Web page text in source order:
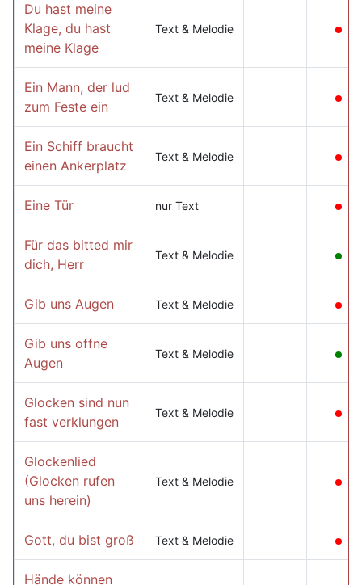
Du hast meine
Klage, du hast
meine Klage
Text & Melodie
Ein Mann, der lud
zum Feste ein
Text & Melodie
Ein Schiff braucht
einen Ankerplatz
Text & Melodie
Eine Tür nur Text
Für das bitted mir
dich, Herr
Text & Melodie
Gib uns Augen Text & Melodie
Gib uns offne
Augen
Text & Melodie
Glocken sind nun
fast verklungen
Text & Melodie
Glockenlied
(Glocken rufen
uns herein)
Text & Melodie
Gott, du bist groß Text & Melodie
Hände können